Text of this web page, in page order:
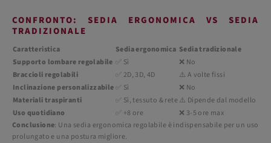
CONFRONTO: SEDIA ERGONOMICA VS SEDIA
TRADIZIONALE
Caratteristica Sedia ergonomica Sedia tradizionale
Supporto lombare regolabile
✅ Sì
❌ No
Braccioli regolabili
✅ 2D, 3D, 4D
⚠️ A volte fissi
Inclinazione personalizzabile
✅ Sì
❌ No
Materiali traspiranti
✅ Sì, tessuto & rete⚠️ Dipende dal modello
Uso quotidiano
✅ +8 ore
❌ 3-5 ore max
Conclusione: Una sedia ergonomica regolabile è indispensabile per un uso
prolungato e una postura migliore.